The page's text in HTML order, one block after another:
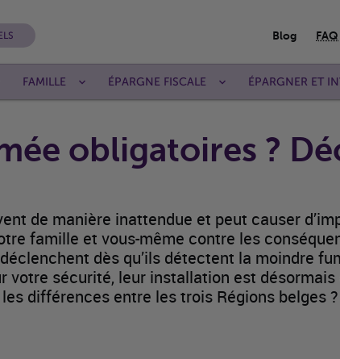
Blog FAQ
FAMILLE ÉPARGNE FISCALE ÉPARGNER ET
obligatoires ?
de manière inattendue et peut causer
famille et vous-même contre les
dès qu’ils détectent la moindre
votre sécurité, leur installation est
différences entre les trois Régions belges